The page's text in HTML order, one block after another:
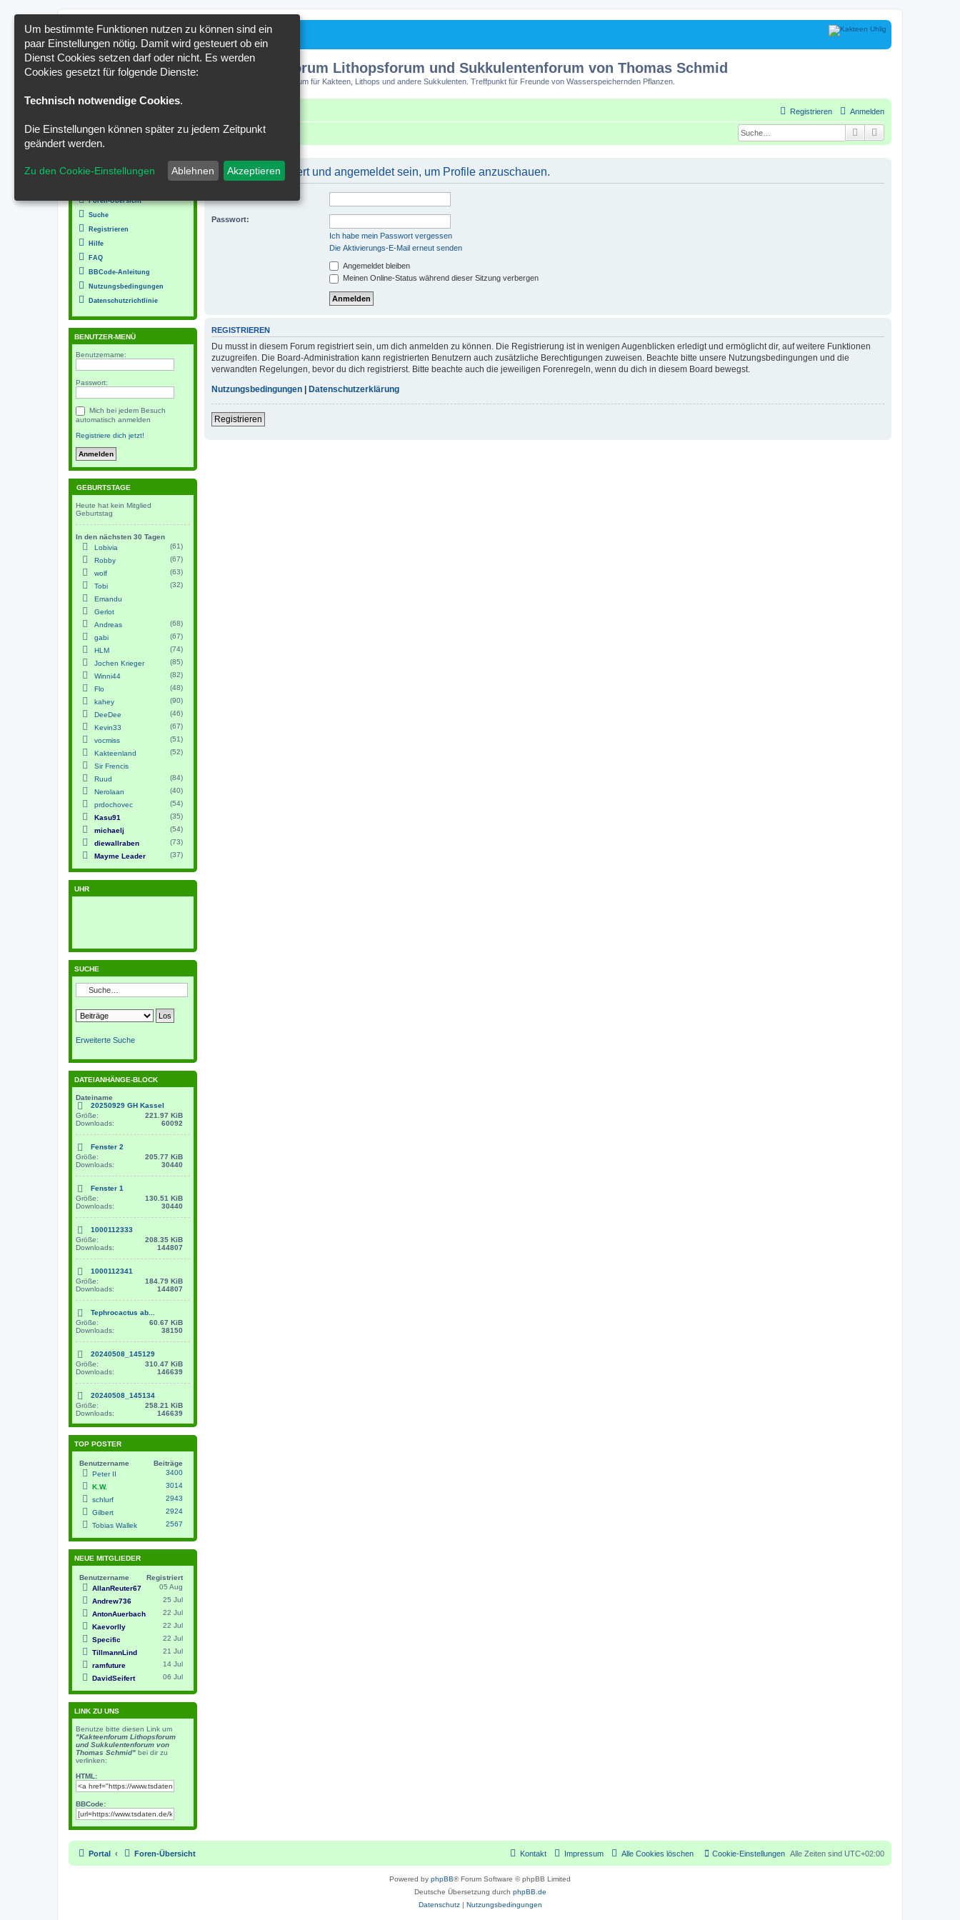
Kakteenforum Lithopsforum und Sukkulentenforum von Thomas Schmid
Forum für Kakteen, Lithops und andere Sukkulenten. Treffpunkt für Freunde von Wasserspeichernden Pflanzen.
Anmelden
Registrieren
Portal Foren-Übersicht Suche
Du musst registriert und angemeldet sein, um Profile anzuschauen.
Passwort:
Ich habe mein Passwort vergessen
Die Aktivierungs-E-Mail erneut senden
Angemeldet bleiben
Meinen Online-Status während dieser Sitzung verbergen
REGISTRIEREN
Du musst in diesem Forum registriert sein, um dich anmelden zu können. Die Registrierung ist in wenigen Augenblicken erledigt und ermöglicht dir, auf weitere Funktionen
zuzugreifen. Die Board-Administration kann registrierten Benutzern auch zusätzliche Berechtigungen zuweisen. Beachte bitte unsere Nutzungsbedingungen und die
verwandten Regelungen, bevor du dich registrierst. Bitte beachte auch die jeweiligen Forenregeln, wenn du dich in diesem Board bewegst.
Nutzungsbedingungen
Datenschutzerklärung
Registrieren
Foren-Übersicht
Suche
Registrieren
Hilfe
FAQ
BBCode-Anleitung
Nutzungsbedingungen
Datenschutzrichtlinie
BENUTZER-MENÜ
Benutzername:
Passwort:
Mich bei jedem Besuch
automatisch anmelden
Registriere dich jetzt!
GEBURTSTAGE
Heute hat kein Mitglied
Geburtstag
In den nächsten 30 Tagen
Lobivia
(61)
Robby
(67)
wolf
(63)
Tobi
(32)
Emandu
Gerlot
Andreas
(68)
gabi
(67)
HLM
(74)
Jochen Krieger
(85)
Winni44
(82)
Flo
(48)
kahey
(90)
DeeDee
(46)
Kevin33
(67)
vocmiss
(51)
Kakteenland
(52)
Sir Frencis
Ruud
(84)
Nerolaan
(40)
prdochovec
(54)
Kasu91
(35)
michaelj
(54)
diewallraben
(73)
Mayme Leader
(37)
UHR
SUCHE
Erweiterte Suche
DATEIANHÄNGE-BLOCK
Dateiname
20250929 GH Kassel
Größe:
221.97 KiB
Downloads:
60092
Fenster 2
Größe:
205.77 KiB
Downloads:
30440
Fenster 1
Größe:
130.51 KiB
Downloads:
30440
1000112333
Größe:
208.35 KiB
Downloads:
144807
1000112341
Größe:
184.79 KiB
Downloads:
144807
Tephrocactus ab...
Größe:
60.67 KiB
Downloads:
38150
20240508_145129
Größe:
310.47 KiB
Downloads:
146639
20240508_145134
Größe:
258.21 KiB
Downloads:
146639
TOP POSTER
Benutzername
Beiträge
Peter II
3400
K.W.
3014
schlurf
2943
Gilbert
2924
Tobias Wallek
2567
NEUE MITGLIEDER
Benutzername
Registriert
AllanReuter67
05 Aug
Andrew736
25 Jul
AntonAuerbach
22 Jul
Kaevorlly
22 Jul
Specific
22 Jul
TillmannLind
21 Jul
ramfuture
14 Jul
DavidSeifert
06 Jul
LINK ZU UNS
Benutze bitte diesen Link um
"Kakteenforum Lithopsforum
und Sukkulentenforum von
Thomas Schmid" bei dir zu
verlinken:
HTML:
BBCode:
Portal Foren-Übersicht Alle Zeiten sind UTC+02:00
Cookie-Einstellungen
Alle Cookies löschen
Impressum
Kontakt
Powered by phpBB® Forum Software © phpBB Limited
Deutsche Übersetzung durch phpBB.de
Datenschutz| Nutzungsbedingungen
Um bestimmte Funktionen nutzen zu können sind ein
paar Einstellungen nötig. Damit wird gesteuert ob ein
Dienst Cookies setzen darf oder nicht. Es werden
Cookies gesetzt für folgende Dienste:
Technisch notwendige Cookies.
Die Einstellungen können später zu jedem Zeitpunkt
geändert werden.
Zu den Cookie-Einstellungen Ablehnen Akzeptieren